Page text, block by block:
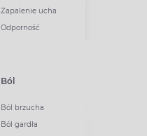
Zapalenie ucha
Odporność
Ból
Ból brzucha
Ból gardła